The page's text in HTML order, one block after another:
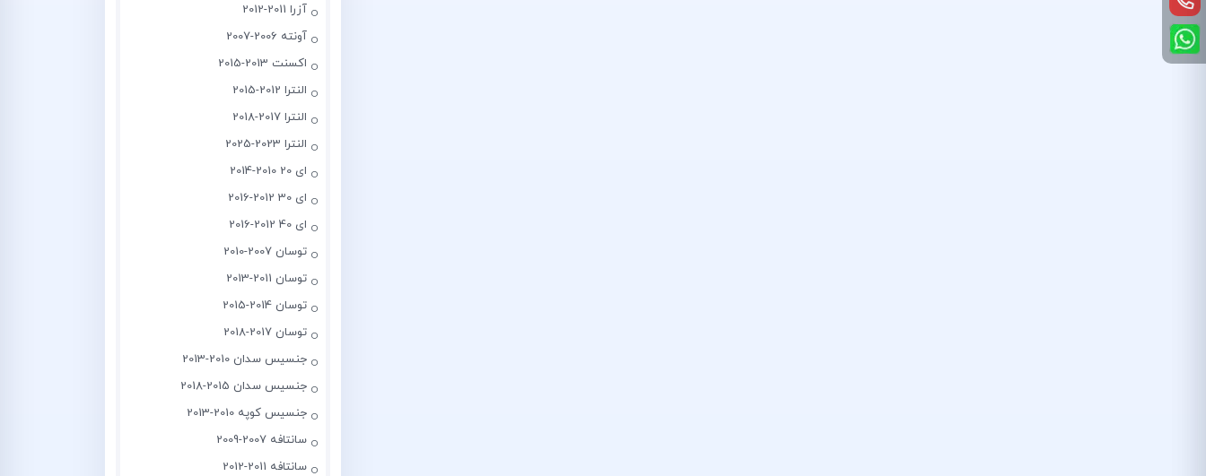
آزرا 2011-2012
آونته 2006-2007
اکسنت 2013-2015
النترا 2012-2015
النترا 2017-2018
النترا 2023-2025
ای 20 2010-2014
ای 30 2012-2016
ای 40 2012-2016
توسان 2007-2010
توسان 2011-2013
توسان 2014-2015
توسان 2017-2018
جنسیس سدان 2010-2013
جنسیس سدان 2015-2018
جنسیس کوپه 2010-2013
سانتافه 2007-2009
سانتافه 2011-2012